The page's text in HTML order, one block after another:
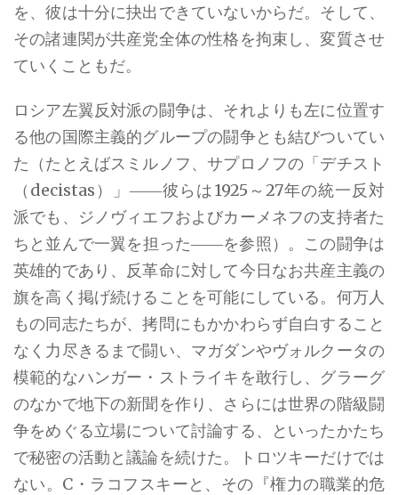
を、彼は十分に抉出できていないからだ。そして、
その諸連関が共産党全体の性格を拘束し、変質させ
ていくこともだ。
ロシア左翼反対派の闘争は、それよりも左に位置す
る他の国際主義的グループの闘争とも結びついてい
た（たとえばスミルノフ、サプロノフの「デチスト
（decistas）」――彼らは1925～27年の統一反対
派でも、ジノヴィエフおよびカーメネフの支持者た
ちと並んで一翼を担った――を参照）。この闘争は
英雄的であり、反革命に対して今日なお共産主義の
旗を高く掲げ続けることを可能にしている。何万人
もの同志たちが、拷問にもかかわらず自白すること
なく力尽きるまで闘い、マガダンやヴォルクータの
模範的なハンガー・ストライキを敢行し、グラーグ
のなかで地下の新聞を作り、さらには世界の階級闘
争をめぐる立場について討論する、といったかたち
で秘密の活動と議論を続けた。トロツキーだけでは
ない。C・ラコフスキーと、その『権力の職業的危